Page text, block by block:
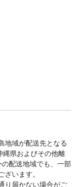
地域が配送先となる
縄県およびその他離
配送地域でも、一部
います。
り届かない場合がご